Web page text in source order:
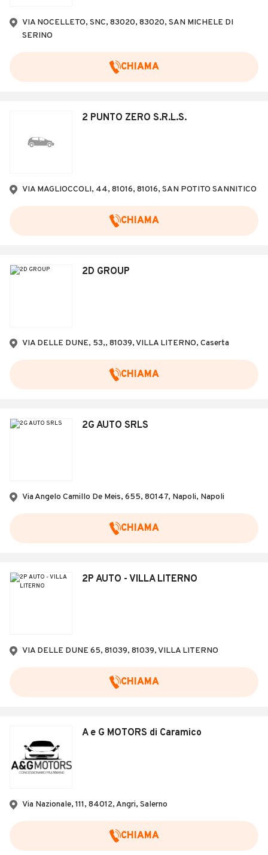
Concessionari
VIA NOCELLETO, SNC, 83020, 83020, SAN MICHELE DI
SERINO
CHIAMA
2 PUNTO ZERO S.R.L.S.
VIA MAGLIOCCOLI, 44, 81016, 81016, SAN POTITO SANNITICO
CHIAMA
2D GROUP
VIA DELLE DUNE, 53,, 81039, VILLA LITERNO, Caserta
CHIAMA
2G AUTO SRLS
Via Angelo Camillo De Meis, 655, 80147, Napoli, Napoli
CHIAMA
2P AUTO - VILLA LITERNO
VIA DELLE DUNE 65, 81039, 81039, VILLA LITERNO
CHIAMA
A e G MOTORS di Caramico
Via Nazionale, 111, 84012, Angri, Salerno
CHIAMA